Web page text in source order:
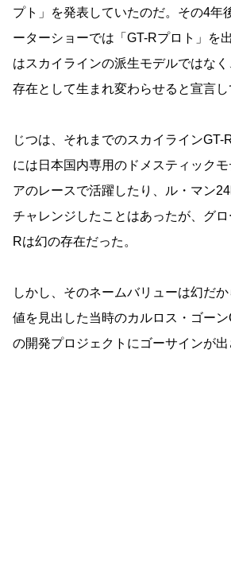
プト」を発表していたのだ。その4年
ーターショーでは「GT-Rプロト」を
はスカイラインの派生モデルではなく
存在として生まれ変わらせると宣言し
じつは、それまでのスカイラインGT-
には日本国内専用のドメスティック
アのレースで活躍したり、ル・マン
チャレンジしたことはあったが、グ
Rは幻の存在だった。
しかし、そのネームバリューは幻だ
値を見出した当時のカルロス・ゴー
の開発プロジェクトにゴーサインが出